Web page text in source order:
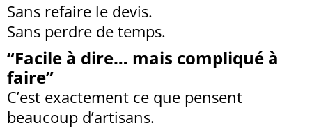
Sans refaire le devis.
Sans perdre de temps.
“Facile à dire… mais compliqué à
faire”
C’est exactement ce que pensent
beaucoup d’artisans.